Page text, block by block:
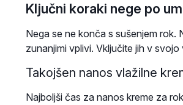
Ključni koraki nege po
Nega se ne konča s sušenjem
zunanjimi vplivi. Vključite jih v
Takojšen nanos vlažilne
Najboljši čas za nanos kreme za